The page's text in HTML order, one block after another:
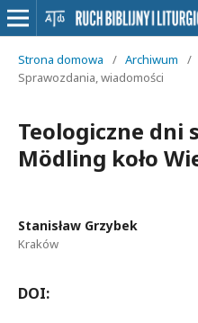
Strona domowa / Archiwum /
Sprawozdania, wiadomości
Teologiczne dni
Mödling koło
Stanisław Grzybek
Kraków
DOI: